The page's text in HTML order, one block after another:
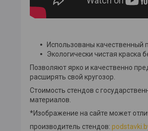
Использованы качественный
Экологически чистая краска
Позволяют ярко и качественно
расширять свой кругозор.
Стоимость стендов с
материалов.
*Изображение на сайте может
производитель стендов: